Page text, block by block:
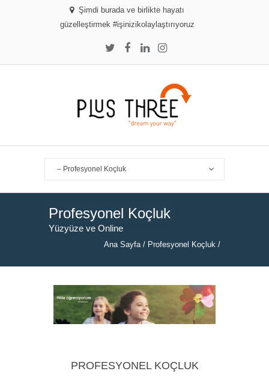
Şimdi burada ve birlikte hayatı
güzelleştirmek #işinizikolaylaştırıyoruz
Profesyonel Koçluk
Yüzyüze ve Online
Ana Sayfa/ Profesyonel Koçluk /
PROFESYONEL KOÇLUK